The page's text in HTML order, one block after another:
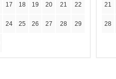
17 18 19 20 21 22
24 25 26 27 28 29
21
28